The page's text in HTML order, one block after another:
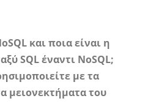
και ποια είναι η
SQL έναντι NoSQL;
με τα
μειονεκτήματα του